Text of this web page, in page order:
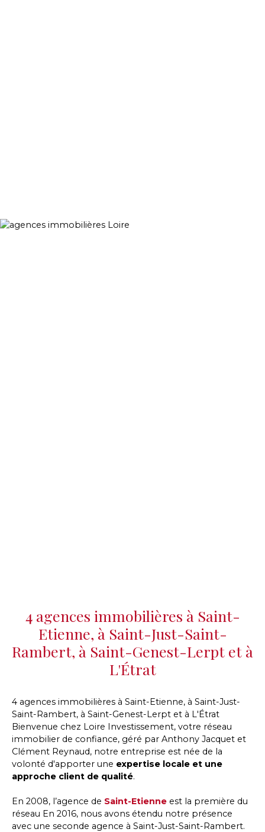
4 agences immobilières à Saint-
Etienne, à Saint-Just-Saint-
Rambert, à Saint-Genest-Lerpt et à
L'Étrat
4 agences immobilières à Saint-Etienne, à Saint-Just-
Saint-Rambert, à Saint-Genest-Lerpt et à L'Étrat
Bienvenue chez Loire Investissement, votre réseau
immobilier de confiance, géré par Anthony Jacquet et
Clément Reynaud, notre entreprise est née de la
volonté d'apporter une expertise locale et une
approche client de qualité.
En 2008, l’agence de Saint-Etienne est la première du
réseau En 2016, nous avons étendu notre présence
avec une seconde agence à Saint-Just-Saint-Rambert.